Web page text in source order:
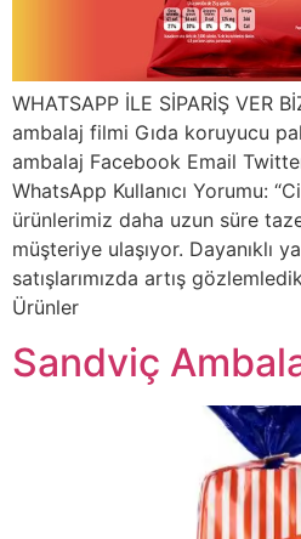
WHATSAPP İLE SİPARİŞ VER
ambalaj filmi Gıda koruyucu
ambalaj Facebook Email
WhatsApp Kullanıcı Yorumu:
ürünlerimiz daha uzun süre
müşteriye ulaşıyor. Dayanıklı
satışlarımızda artış
Ürünler
Sandviç